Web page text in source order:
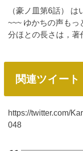
（豪ノ皿第6話）
~~~ ゆかちの声もっ
分ほとの長さは，
関連ツイート
https://twitter.com/
048